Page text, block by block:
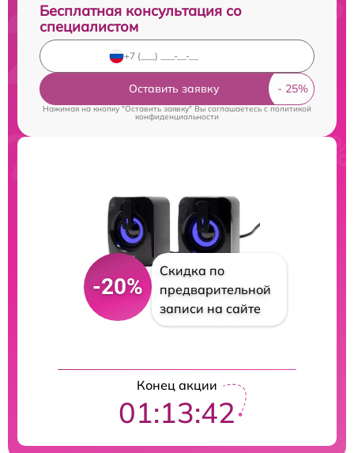
Бесплатная консультация со
специалистом
Оставить заявку
Нажимая на кнопку "Оставить заявку" Вы соглашаетесь cполитикой
конфиденциальности
-20%
Скидка по
предварительной
записи на сайте
Конец акции
01:13:41